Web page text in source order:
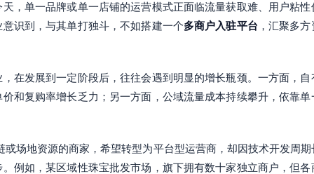
，单一品牌或单一店铺的运营模式正面临流量获取难、用户粘
识到，与其单打独斗，不如搭建一个多商户入驻平台 ，汇聚多
在发展到一定阶段后，往往会遇到明显的增长瓶颈。一方面，
和复购率增长乏力；另一方面，公域流量成本持续攀升，依靠
或场地资源的商家，希望转型为平台型运营商，却因技术开发周
例如，某区域性珠宝批发市场，旗下拥有数十家独立商户，但